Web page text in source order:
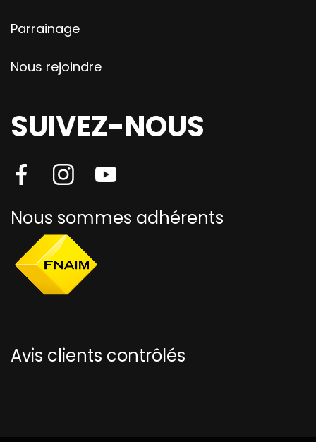
Parrainage
Nous rejoindre
SUIVEZ-NOUS
Nous sommes adhérents
Avis clients contrôlés